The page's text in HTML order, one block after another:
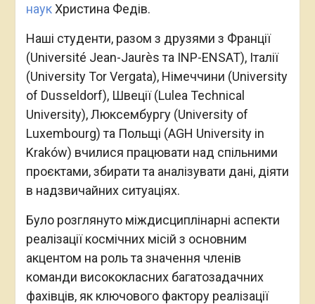
наукХристина Федів.
Наші студенти, разом з друзями з Франції
(Université Jean-Jaurès та INP-ENSAT), Італії
(University Tor Vergata), Німеччини (University
of Dusseldorf), Швеції (Lulea Technical
University), Люксембургу (University of
Luxembourg) та Польщі (AGH University in
Kraków) вчилися працювати над спільними
проєктами, збирати та аналізувати дані, діяти
в надзвичайних ситуаціях.
Було розглянуто міждисциплінарні аспекти
реалізації космічних місій з основним
акцентом на роль та значення членів
команди висококласних багатозадачних
фахівців, як ключового фактору реалізації